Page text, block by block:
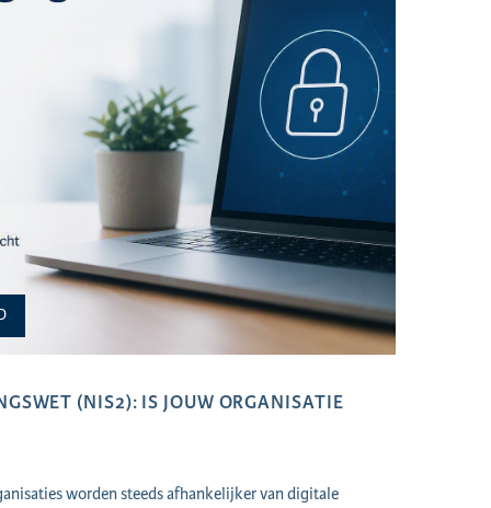
(NIS2): IS JOUW ORGANISATIE
worden steeds afhankelijker van digitale